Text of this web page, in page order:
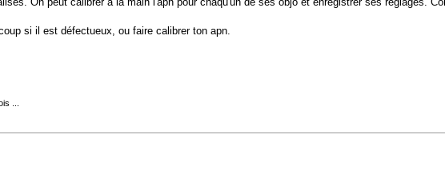
si il est défectueux, ou faire calibrer ton apn.
...